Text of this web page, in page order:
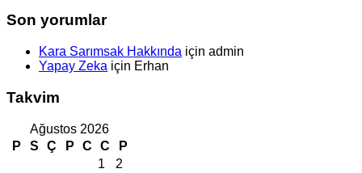
Son yorumlar
Kara Sarımsak Hakkında için admin
Yapay Zeka için Erhan
Takvim
Ağustos 2026
P
S Ç P C C
P
1
2